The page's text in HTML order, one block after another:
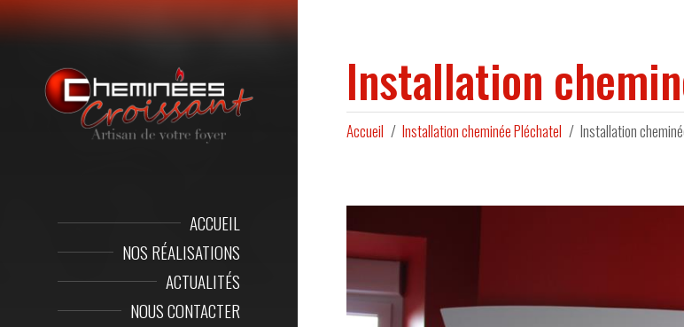
ACCUEIL
NOS RÉALISATIONS
ACTUALITÉS
NOUS CONTACTER
Installation
Accueil Installation cheminée Pléchatel Installation